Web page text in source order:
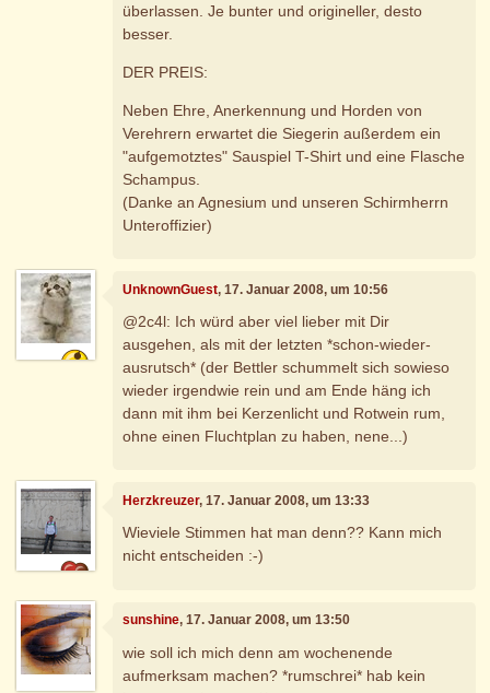
überlassen. Je bunter und origineller, desto
besser.
DER PREIS:
Neben Ehre, Anerkennung und Horden von
Verehrern erwartet die Siegerin außerdem ein
"aufgemotztes" Sauspiel T-Shirt und eine Flasche
Schampus.
(Danke an Agnesium und unseren Schirmherrn
Unteroffizier)
UnknownGuest, 17. Januar 2008, um 10:56
@2c4l: Ich würd aber viel lieber mit Dir
ausgehen, als mit der letzten *schon-wieder-
ausrutsch* (der Bettler schummelt sich sowieso
wieder irgendwie rein und am Ende häng ich
dann mit ihm bei Kerzenlicht und Rotwein rum,
ohne einen Fluchtplan zu haben, nene...)
Herzkreuzer, 17. Januar 2008, um 13:33
Wieviele Stimmen hat man denn?? Kann mich
nicht entscheiden :-)
sunshine, 17. Januar 2008, um 13:50
wie soll ich mich denn am wochenende
aufmerksam machen? *rumschrei* hab kein